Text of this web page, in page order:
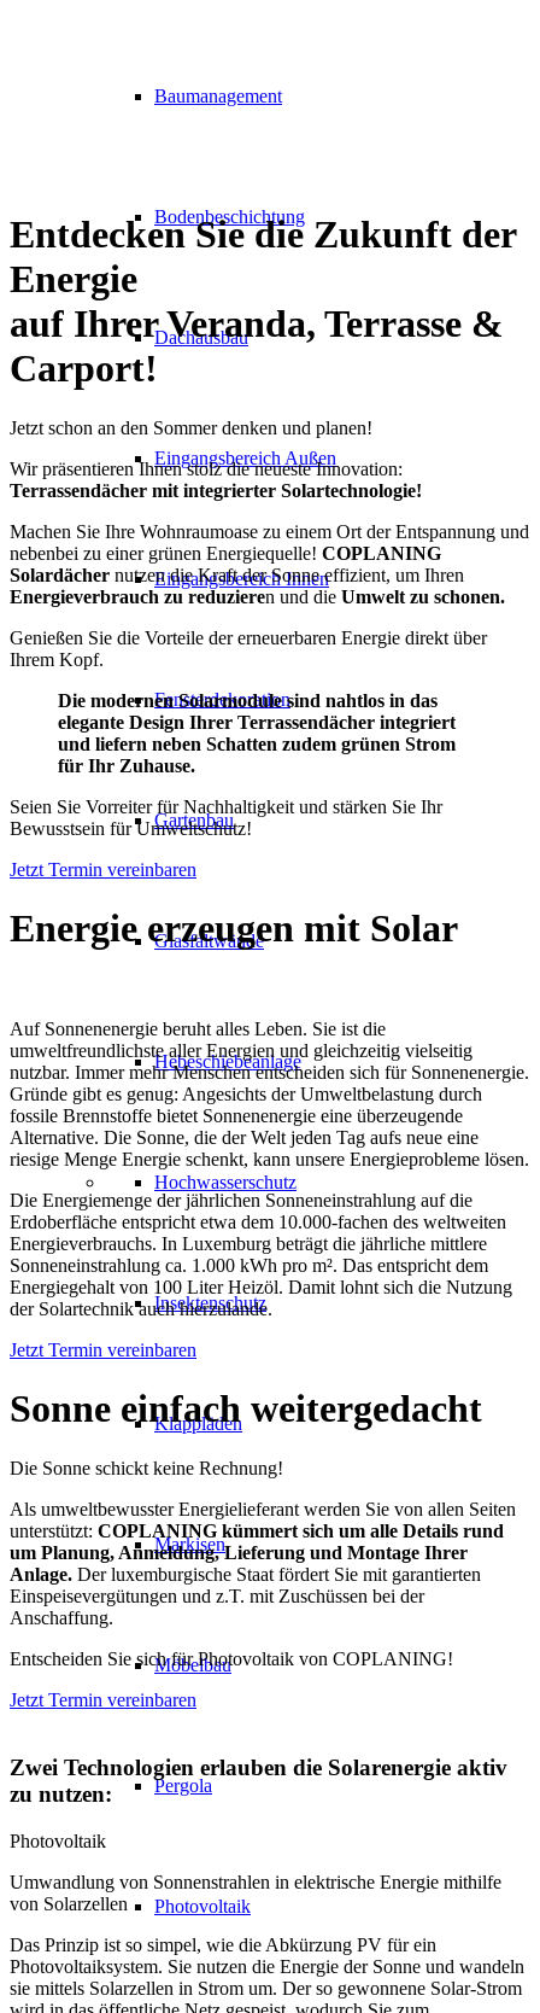
Baumanagement
Bodenbeschichtung
Dachausbau
Eingangsbereich Außen
Eingangsbereich Innen
Fensterdekoration
Gartenbau
Glasfaltwände
Hebeschiebeanlage
Hochwasserschutz
Insektenschutz
Klappläden
Markisen
Möbelbau
Pergola
Photovoltaik
Entdecken Sie die Zukunft der
Energie
auf Ihrer Veranda, Terrasse &
Carport!
Jetzt schon an den Sommer denken und planen!
Wir präsentieren Ihnen stolz die neueste Innovation:
Terrassendächer mit integrierter Solartechnologie!
Machen Sie Ihre Wohnraumoase zu einem Ort der Entspannung und
nebenbei zu einer grünen Energiequelle! COPLANING
Solardächer nutzen die Kraft der Sonne effizient, um Ihren
Energieverbrauch zu reduzieren und die Umwelt zu schonen.
Genießen Sie die Vorteile der erneuerbaren Energie direkt über
Ihrem Kopf.
Die modernen Solarmodule sind nahtlos in das
elegante Design Ihrer Terrassendächer integriert
und liefern neben Schatten zudem grünen Strom
für Ihr Zuhause.
Seien Sie Vorreiter für Nachhaltigkeit und stärken Sie Ihr
Bewusstsein für Umweltschutz!
Jetzt Termin vereinbaren
Energie erzeugen mit Solar
Auf Sonnenenergie beruht alles Leben. Sie ist die
umweltfreundlichste aller Energien und gleichzeitig vielseitig
nutzbar. Immer mehr Menschen entscheiden sich für Sonnenenergie.
Gründe gibt es genug: Angesichts der Umweltbelastung durch
fossile Brennstoffe bietet Sonnenenergie eine überzeugende
Alternative. Die Sonne, die der Welt jeden Tag aufs neue eine
riesige Menge Energie schenkt, kann unsere Energieprobleme lösen.
Die Energiemenge der jährlichen Sonneneinstrahlung auf die
Erdoberfläche entspricht etwa dem 10.000-fachen des weltweiten
Energieverbrauchs. In Luxemburg beträgt die jährliche mittlere
Sonneneinstrahlung ca. 1.000 kWh pro m². Das entspricht dem
Energiegehalt von 100 Liter Heizöl. Damit lohnt sich die Nutzung
der Solartechnik auch hierzulande.
Jetzt Termin vereinbaren
Sonne einfach weitergedacht
Die Sonne schickt keine Rechnung!
Als umweltbewusster Energielieferant werden Sie von allen Seiten
unterstützt: COPLANING kümmert sich um alle Details rund
um Planung, Anmeldung, Lieferung und Montage Ihrer
Anlage. Der luxemburgische Staat fördert Sie mit garantierten
Einspeisevergütungen und z.T. mit Zuschüssen bei der
Anschaffung.
Entscheiden Sie sich für Photovoltaik von COPLANING!
Jetzt Termin vereinbaren
Zwei Technologien erlauben die Solarenergie aktiv
zu nutzen:
Photovoltaik
Umwandlung von Sonnenstrahlen in elektrische Energie mithilfe
von Solarzellen
Das Prinzip ist so simpel, wie die Abkürzung PV für ein
Photovoltaiksystem. Sie nutzen die Energie der Sonne und wandeln
sie mittels Solarzellen in Strom um. Der so gewonnene Solar-Strom